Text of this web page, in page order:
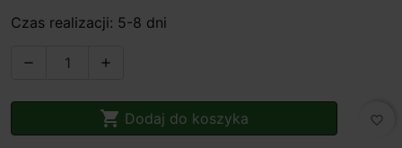
Czas realizacji: 5-8 dni
 
 Dodaj do koszyka favorite_border